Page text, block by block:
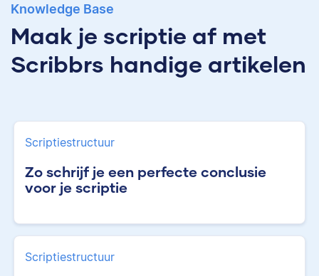
Knowledge Base
Maak je scriptie af met
Scribbrs handige artikelen
Scriptiestructuur
Zo schrijf je een perfecte conclusie
voor je scriptie
Scriptiestructuur